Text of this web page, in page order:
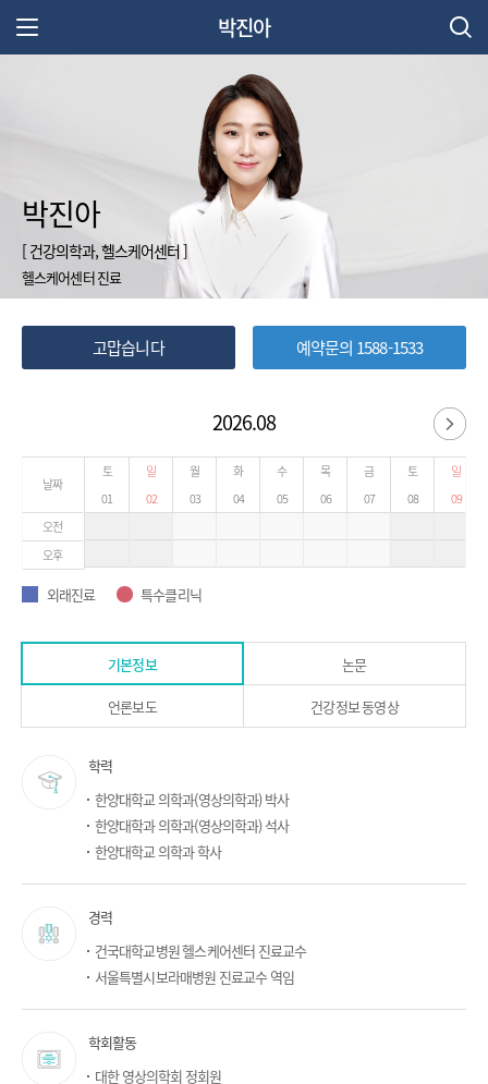
박진아
박진아
[ 건강의학과, 헬스케어센터 ]
헬스케어센터 진료
고맙습니다 예약문의 1588-1533
2026.08
날짜
오전
오후
토 일 월 화 수 목 금 토
일
01
02 03 04 05 06 07 08 09
외래진료
외래진료 특수클리닉
특수클리닉
기본정보 논문
언론보도 건강정보 동영상
학력
한양대학교 의학과(영상의학과) 박사
한양대학과 의학과(영상의학과) 석사
한양대학교 의학과 학사
경력
건국대학교병원 헬스케어센터 진료교수
서울특별시보라매병원 진료교수 역임
학회활동
대한 영상의학회 정회원